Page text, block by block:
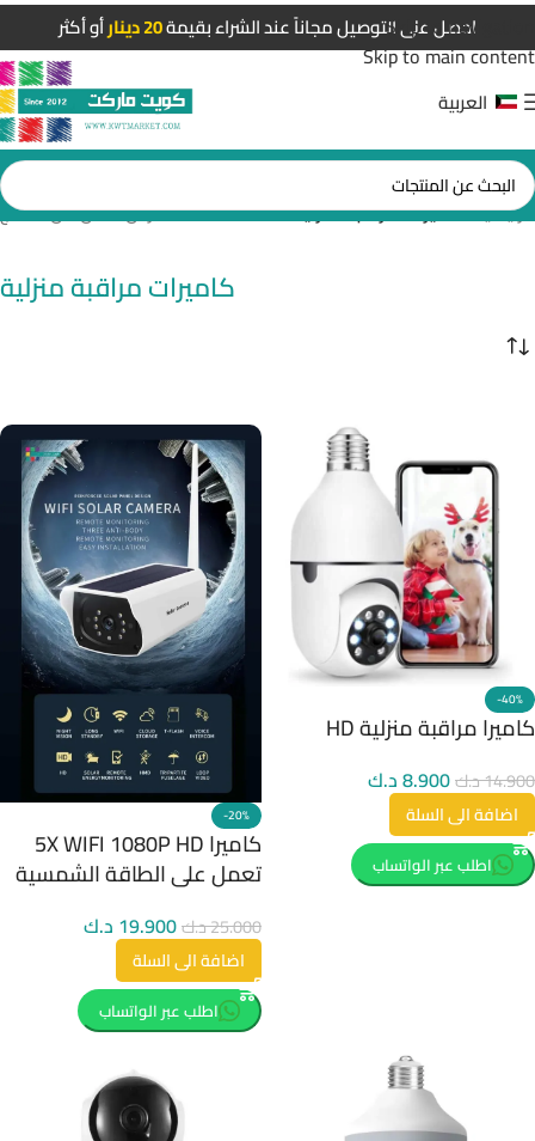
Skip to navigation
Skip to main content
احصل على التوصيل مجاناً عند الشراء بقيمة20 دينار أو أكثر
العربية
الرئيسية/كاميرات مراقبة منزلية عرض ⁦5⁩ من كل النتائج
كاميرات مراقبة منزلية
-40%
كاميرا مراقبة منزلية HD
14.900د.ك8.900د.ك
اضافة الى السلة
اطلب عبر الواتساب
-20%
كاميرا 5X WIFI 1080P HD
تعمل على الطاقة الشمسية
25.000د.ك19.900 د.ك
اضافة الى السلة
اطلب عبر الواتساب